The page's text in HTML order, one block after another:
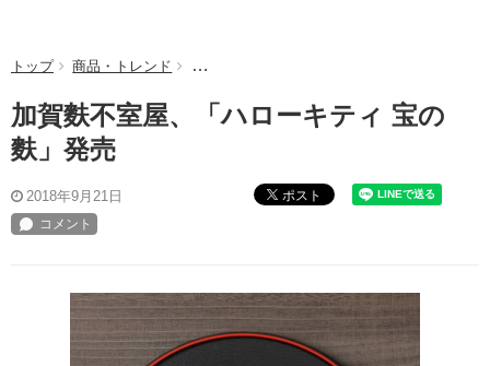
トップ 商品・トレンド 加賀麩不室屋、「ハローキティ 宝の麩」発売
加賀麩不室屋、「ハローキティ 宝の
麩」発売
2018年9月21日 ポスト